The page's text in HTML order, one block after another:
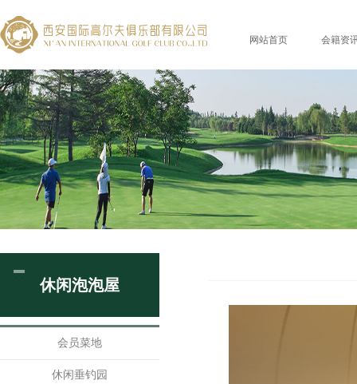
网站首页 会籍资
休闲泡泡屋
会员菜地
休闲垂钓园